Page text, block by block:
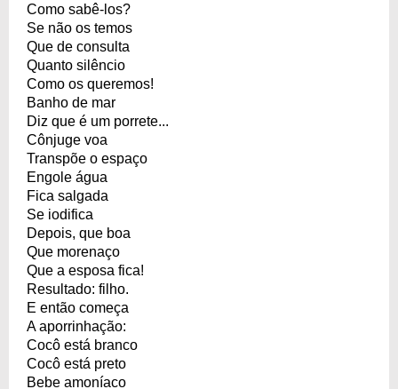
Como sabê-los?
Se não os temos
Que de consulta
Quanto silêncio
Como os queremos!
Banho de mar
Diz que é um porrete...
Cônjuge voa
Transpõe o espaço
Engole água
Fica salgada
Se iodifica
Depois, que boa
Que morenaço
Que a esposa fica!
Resultado: filho.
E então começa
A aporrinhação:
Cocô está branco
Cocô está preto
Bebe amoníaco